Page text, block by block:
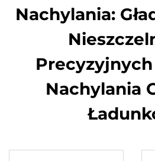
Nachylania:
Nachylania